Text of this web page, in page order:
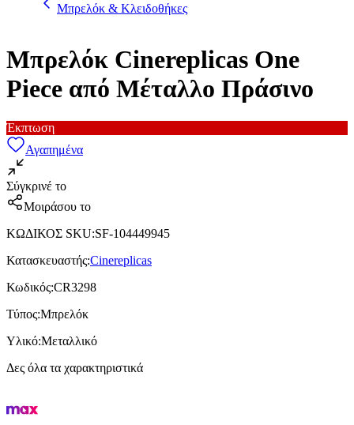
Μπρελόκ & Κλειδοθήκες
Μπρελόκ Cinereplicas One
Piece από Μέταλλο Πράσινο
Έκπτωση
Αγαπημένα
Σύγκρινέ το
Μοιράσου το
ΚΩΔΙΚΟΣ SKU:SF-104449945
Κατασκευαστής:Cinereplicas
Κωδικός:CR3298
Τύπος:Μπρελόκ
Υλικό:Μεταλλικό
Δες όλα τα χαρακτηριστικά